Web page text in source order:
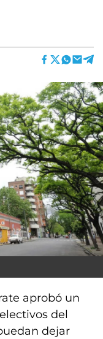
aprobó un
del
dejar